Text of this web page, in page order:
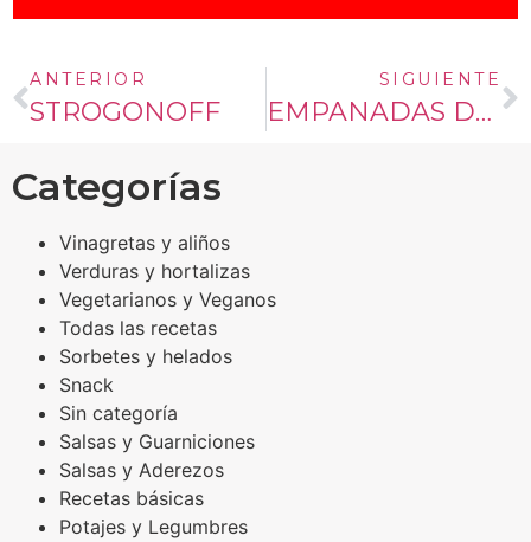
ANTERIOR
STROGONOFF
SIGUIENTE
EMPANADAS DE TOMATICÁN
Categorías
Vinagretas y aliños
Verduras y hortalizas
Vegetarianos y Veganos
Todas las recetas
Sorbetes y helados
Snack
Sin categoría
Salsas y Guarniciones
Salsas y Aderezos
Recetas básicas
Potajes y Legumbres